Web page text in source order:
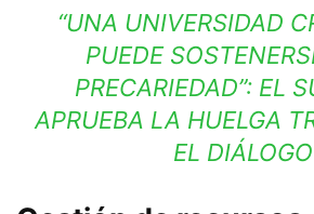
“UNA UNIVERSIDAD
PUEDE
PRECARIEDAD”: EL
APRUEBA LA HUELGA
EL DIÁLOGO